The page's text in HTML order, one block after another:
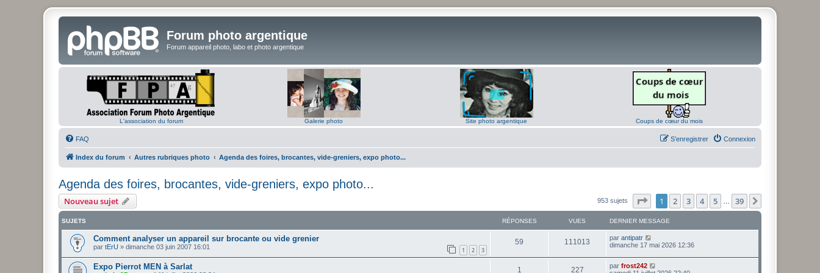
Forum photo argentique
Forum appareil photo, labo et photo argentique
L'association du forum Galerie photo Site photo argentique Coups de cœur du mois
FAQ Connexion
S’enregistrer
Index du forum Autres rubriques photo Agenda des foires, brocantes, vide-greniers, expo photo...
Agenda des foires, brocantes, vide-greniers, expo photo...
Nouveau sujet 953 sujets Page sur39
1 2 3 4 5 39
SUJETS RÉPONSES VUES DERNIER MESSAGE
Comment analyser un appareil sur brocante ou vide grenier
par tErU » dimanche 03 juin 2007 16:01 1 2 3
59
é
111013
u
D
e
n
i
par antipatr
dimanche 17 mai 2026 12:36
Expo Pierrot MEN à Sarlat 1 227V
D
par frost242